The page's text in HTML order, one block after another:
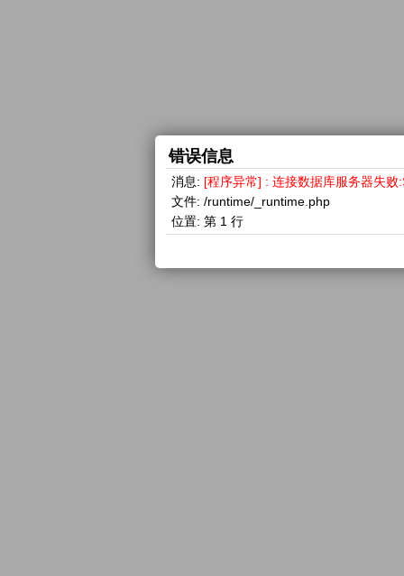
错误信息
消息: [程序异常] : 连接数据库服务器失
文件: /runtime/_runtime.php
位置: 第 1 行